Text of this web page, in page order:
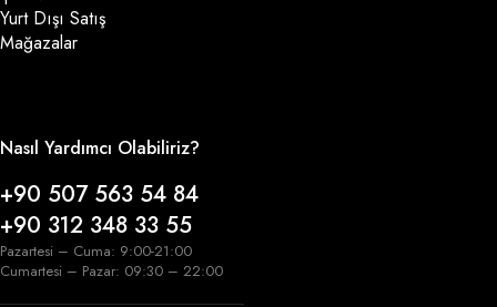
Yurt Dışı Satış
Mağazalar
Nasıl Yardımcı Olabiliriz?
+90 507 563 54 84
+90 312 348 33 55
Pazartesi – Cuma: 9:00-21:00
Cumartesi – Pazar: 09:30 – 22:00